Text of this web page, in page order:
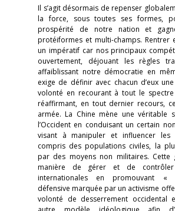
Il s’agit désormais de repenser
la force, sous toutes ses formes,
prospérité de notre nation et
protéiformes et multi-champs. Rentrer
un impératif car nos principaux
ouvertement, déjouant les règles
affaiblissant notre démocratie en
exige de définir avec chacun d’eux
volonté en recourant à tout le
réaffirmant, en tout dernier recours,
armée. La Chine mène une véritable
l’Occident en conduisant un certain
visant à manipuler et influencer les
compris des populations civiles, la
par des moyens non militaires. Cette
manière de gérer et de
internationales en promouvant «
défensive marquée par un activisme
volonté de desserrement occidental